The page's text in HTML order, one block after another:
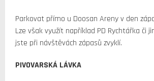
Parkovat přímo u Doosan Areny v den
Lze však využít například PD Rychtářka či
jste při návštěvách zápasů zvyklí.
PIVOVARSKÁ LÁVKA